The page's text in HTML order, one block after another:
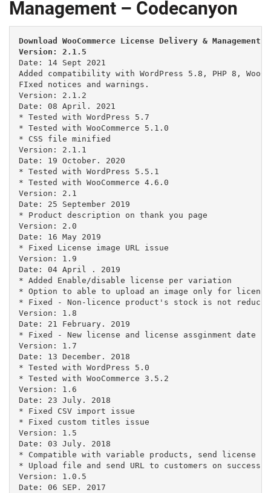
Management – Codecanyon
Download WooCommerce License Delivery &
Version: 2.1.5
Date: 14 Sept 2021
Added compatibility with WordPress 5.8, PHP 8,
FIxed notices and warnings.
Version: 2.1.2
Date: 08 April. 2021
* Tested with WordPress 5.7
* Tested with WooCommerce 5.1.0
* CSS file minified
Version: 2.1.1
Date: 19 October. 2020
* Tested with WordPress 5.5.1
* Tested with WooCommerce 4.6.0
Version: 2.1
Date: 25 September 2019
* Product description on thank you page
Version: 2.0
Date: 16 May 2019
* Fixed License image URL issue
Version: 1.9
Date: 04 April . 2019
* Added Enable/disable license per variation
* Option to able to upload an image only for
* Fixed - Non-licence product's stock is not
Version: 1.8
Date: 21 February. 2019
* Fixed - New license and license assginment date
Version: 1.7
Date: 13 December. 2018
* Tested with WordPress 5.0
* Tested with WooCommerce 3.5.2
Version: 1.6
Date: 23 July. 2018
* Fixed CSV import issue
* Fixed custom titles issue
Version: 1.5
Date: 03 July. 2018
* Compatible with variable products, send license
* Upload file and send URL to customers on
Version: 1.0.5
Date: 06 SEP. 2017